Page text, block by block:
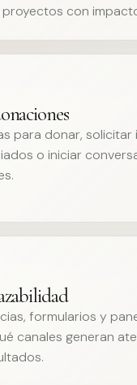
con
para donar, solicitar
o iniciar
formularios y
canales generan